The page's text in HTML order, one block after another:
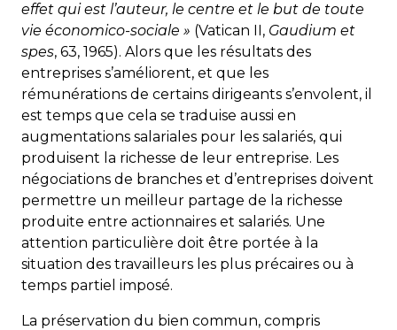
effet qui est l’auteur, le centre et le but de toute
vie économico-sociale » (Vatican II, Gaudium et
spes, 63, 1965). Alors que les résultats des
entreprises s’améliorent, et que les
rémunérations de certains dirigeants s’envolent, il
est temps que cela se traduise aussi en
augmentations salariales pour les salariés, qui
produisent la richesse de leur entreprise. Les
négociations de branches et d’entreprises doivent
permettre un meilleur partage de la richesse
produite entre actionnaires et salariés. Une
attention particulière doit être portée à la
situation des travailleurs les plus précaires ou à
temps partiel imposé.
La préservation du bien commun, compris